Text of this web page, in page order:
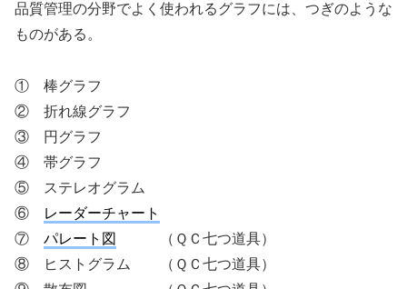
品質管理の分野でよく使われるグラフには、つぎのような
ものがある。
① 棒グラフ
② 折れ線グラフ
③ 円グラフ
④ 帯グラフ
⑤ ステレオグラム
⑥
レーダーチャート
⑦ パレート図
（ＱＣ七つ道具）
⑧ ヒストグラム （ＱＣ七つ道具）